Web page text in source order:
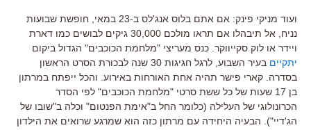
ועוד מניקי פינק: אם אתם בלוס אנג'לס ב-23 במאי, חופשת שבועות
נניח, אל תיבהלו אם תראו מולכם 30,000 גיקים לבושים כמו דארת
ויידר או לוק סקייווקר. כנס מעריצי "מלחמת הכוכבים" הגדול ביקום
יתקיים
בעיר השבוע, לרגל חגיגות 30 שנה לבכורת הסרט הראשון
בסדרה. קארי פישר תהיה אחת האורחות באירוע. והכל ייפתח במרתון
בן 17 שעות של כל ששת סרטי "מלחמת הכוכבים" לפי הסדר
הכרונולוגי של העלילה (כלומר החל ב"אימת הפנטום" וכלה ב"שובו של
הג'דיי"). הבעיה היחידה עם מרתון כזה הוא שמרגע שרואים את הילדון